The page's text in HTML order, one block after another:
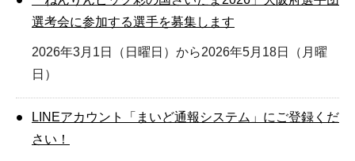
選考会に参加する選手を募集します
2026年3月1日（日曜日）から2026年5月18日（月曜
日）
LINEアカウント「まいど通報システム」にご登録くだ
さい！